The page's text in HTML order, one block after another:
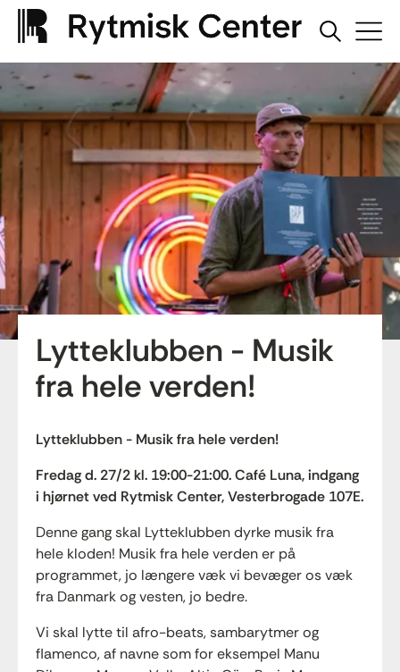
Lytteklubben - Musik
fra hele verden!
Lytteklubben - Musik fra hele verden!
Fredag d. 27/2 kl. 19:00-21:00. Café Luna, indgang
i hjørnet ved Rytmisk Center, Vesterbrogade 107E.
Denne gang skal Lytteklubben dyrke musik fra
hele kloden! Musik fra hele verden er på
programmet, jo længere væk vi bevæger os væk
fra Danmark og vesten, jo bedre.
Vi skal lytte til afro-beats, sambarytmer og
flamenco, af navne som for eksempel Manu